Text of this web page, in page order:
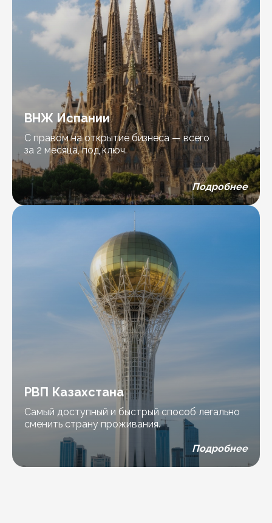
ВНЖ Испании
С правом на открытие бизнеса — всего
за 2 месяца, под ключ.
Подробнее
РВП Казахстана
Самый доступный и быстрый способ легально
сменить страну проживания.
Подробнее